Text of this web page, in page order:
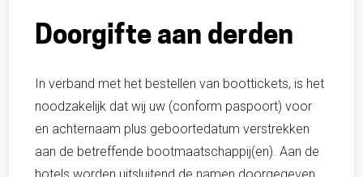
Doorgifte aan derden
In verband met het bestellen van boottickets, is het
noodzakelijk dat wij uw (conform paspoort) voor
en achternaam plus geboortedatum verstrekken
aan de betreffende bootmaatschappij(en). Aan de